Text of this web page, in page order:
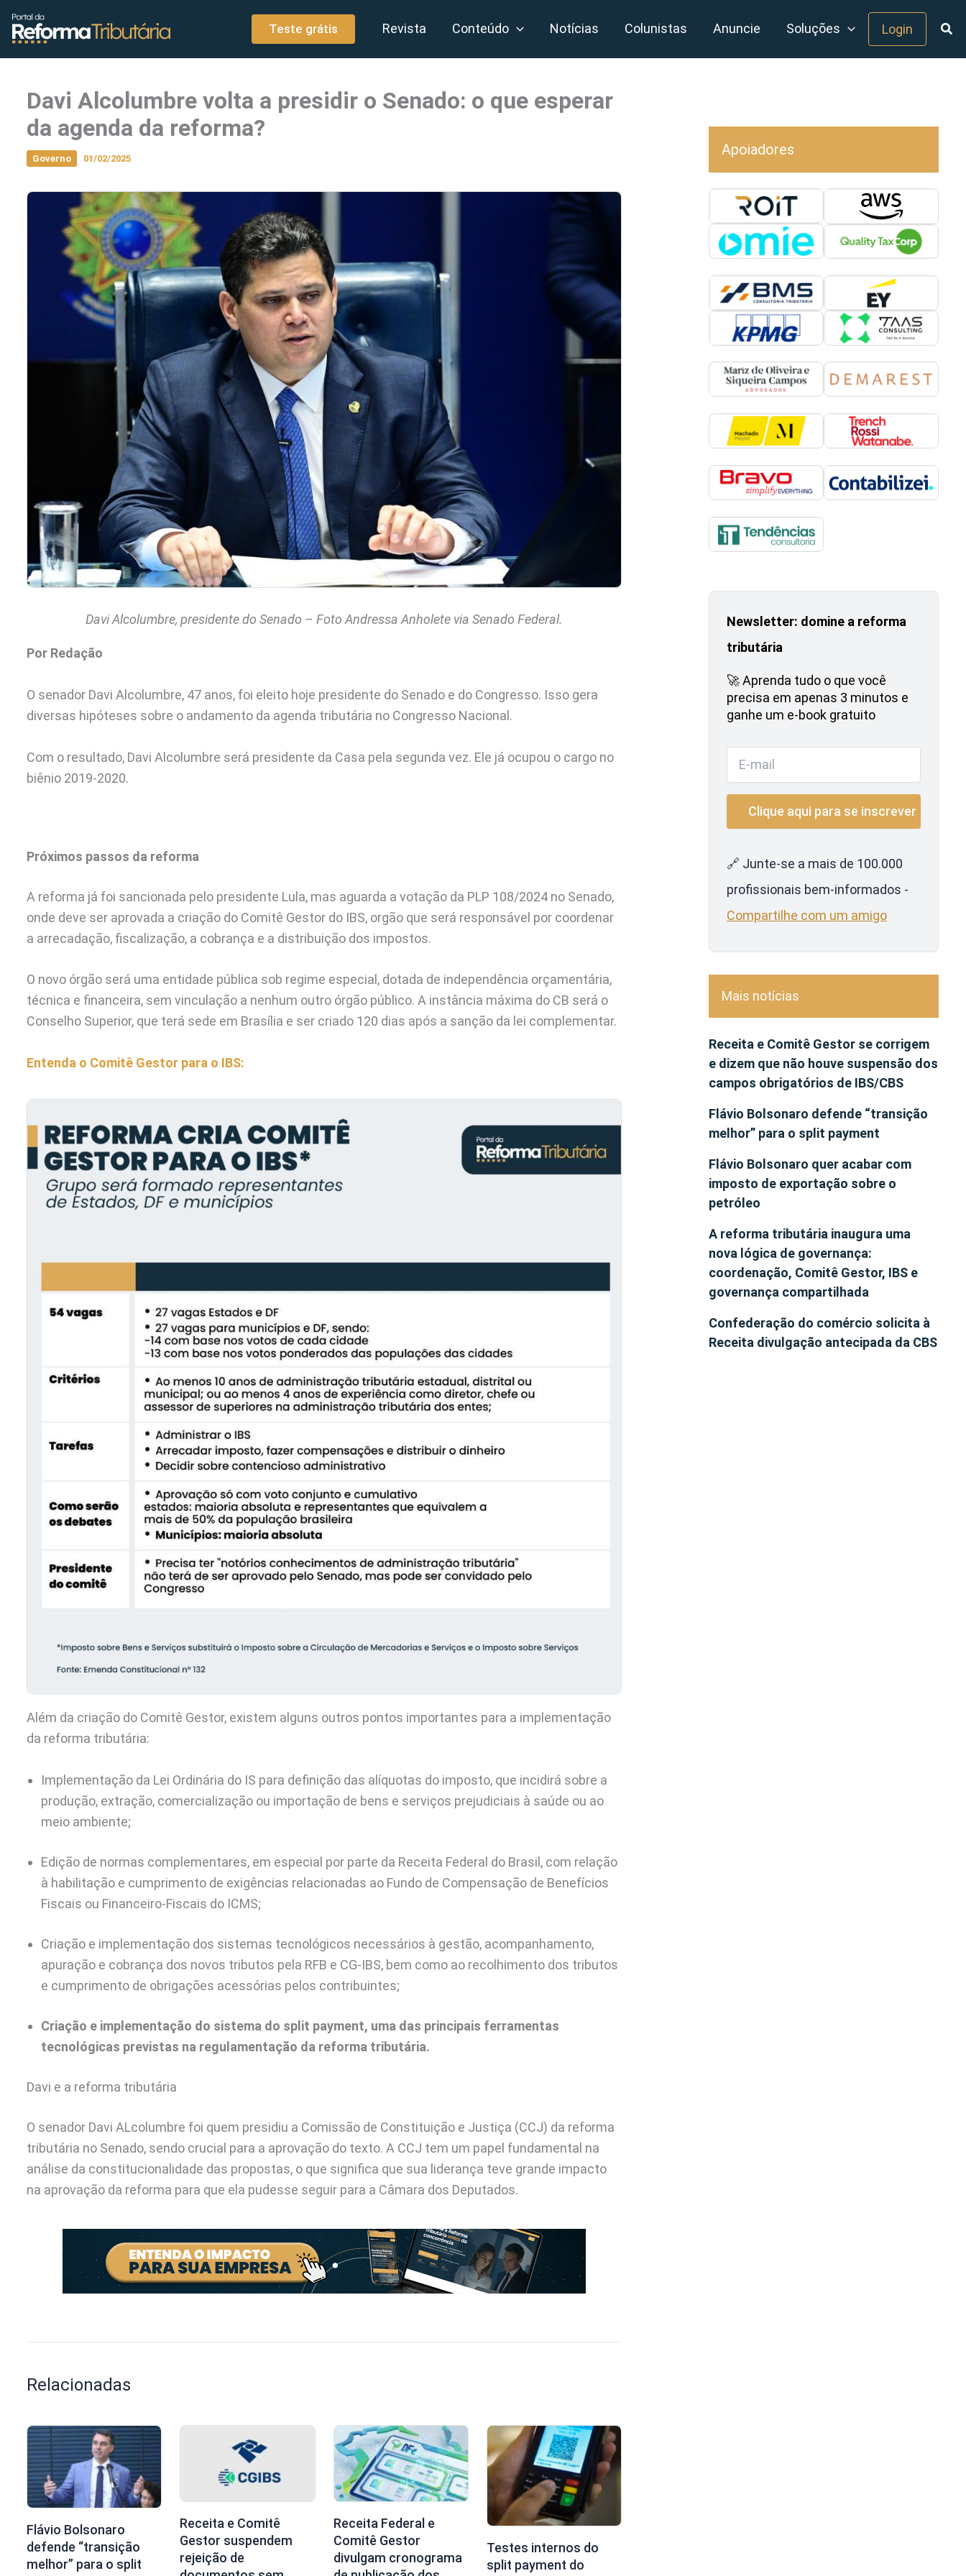
conteúdo
Teste grátis Revista Conteúdo Notícias Colunistas Anuncie Soluções Login
Davi Alcolumbre volta a presidir o Senado: o que esperar
da agenda da reforma?
Governo 01/02/2025
Davi Alcolumbre, presidente do Senado – Foto Andressa Anholete via Senado Federal.
Por Redação
O senador Davi Alcolumbre, 47 anos, foi eleito hoje presidente do Senado e do Congresso. Isso gera
diversas hipóteses sobre o andamento da agenda tributária no Congresso Nacional.
Com o resultado, Davi Alcolumbre será presidente da Casa pela segunda vez. Ele já ocupou o cargo no
biênio 2019-2020.
Próximos passos da reforma
A reforma já foi sancionada pelo presidente Lula, mas aguarda a votação da PLP 108/2024 no Senado,
onde deve ser aprovada a criação do Comitê Gestor do IBS, orgão que será responsável por coordenar
a arrecadação, fiscalização, a cobrança e a distribuição dos impostos.
O novo órgão será uma entidade pública sob regime especial, dotada de independência orçamentária,
técnica e financeira, sem vinculação a nenhum outro órgão público. A instância máxima do CB será o
Conselho Superior, que terá sede em Brasília e ser criado 120 dias após a sanção da lei complementar.
Entenda o Comitê Gestor para o IBS:
Além da criação do Comitê Gestor, existem alguns outros pontos importantes para a implementação
da reforma tributária:
​Implementação da Lei Ordinária do IS para definição das alíquotas do imposto, que incidirá sobre a
produção, extração, comercialização ou importação de bens e serviços prejudiciais à saúde ou ao
meio ambiente;
Edição de normas complementares, em especial por parte da Receita Federal do Brasil, com relação
à habilitação e cumprimento de exigências relacionadas ao Fundo de Compensação de Benefícios
Fiscais ou Financeiro-Fiscais do ICMS;
Criação e implementação dos sistemas tecnológicos necessários à gestão, acompanhamento,
apuração e cobrança dos novos tributos pela RFB e CG-IBS, bem como ao recolhimento dos tributos
e cumprimento de obrigações acessórias pelos contribuintes;
Criação e implementação do sistema do split payment, uma das principais ferramentas
tecnológicas previstas na regulamentação da reforma tributária.
Davi e a reforma tributária
O senador Davi ALcolumbre foi quem presidiu a Comissão de Constituição e Justiça (CCJ) da reforma
tributária no Senado, sendo crucial para a aprovação do texto. A CCJ tem um papel fundamental na
análise da constitucionalidade das propostas, o que significa que sua liderança teve grande impacto
na aprovação da reforma para que ela pudesse seguir para a Câmara dos Deputados.
Relacionadas
Flávio Bolsonaro
defende “transição
melhor” para o split
Receita e Comitê
Gestor suspendem
rejeição de
Receita Federal e
Comitê Gestor
divulgam cronograma
Testes internos do
split payment do
Apoiadores
Newsletter: domine a reforma
tributária
🚀 Aprenda tudo o que você
precisa em apenas 3 minutos e
ganhe um e-book gratuito
🔗 Junte-se a mais de 100.000
profissionais bem-informados -
Compartilhe com um amigo
Mais notícias
Receita e Comitê Gestor se corrigem
e dizem que não houve suspensão dos
campos obrigatórios de IBS/CBS
Flávio Bolsonaro defende “transição
melhor” para o split payment
Flávio Bolsonaro quer acabar com
imposto de exportação sobre o
petróleo
A reforma tributária inaugura uma
nova lógica de governança:
coordenação, Comitê Gestor, IBS e
governança compartilhada
Confederação do comércio solicita à
Receita divulgação antecipada da CBS